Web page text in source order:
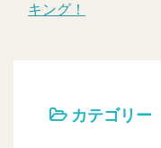
キング！
カテゴリー